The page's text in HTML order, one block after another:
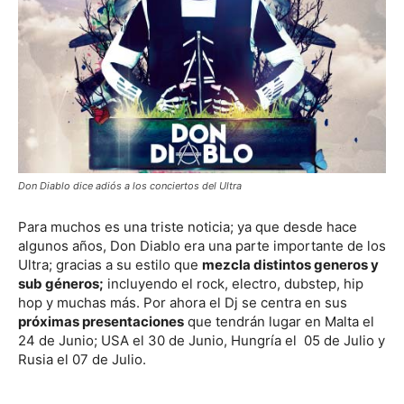
Don Diablo dice adiós a los conciertos del Ultra
Para muchos es una triste noticia; ya que desde hace
algunos años, Don Diablo era una parte importante de los
Ultra; gracias a su estilo que mezcla distintos generos y
sub géneros; incluyendo el rock, electro, dubstep, hip
hop y muchas más. Por ahora el Dj se centra en sus
próximas presentaciones que tendrán lugar en Malta el
24 de Junio; USA el 30 de Junio, Hungría el 05 de Julio y
Rusia el 07 de Julio.